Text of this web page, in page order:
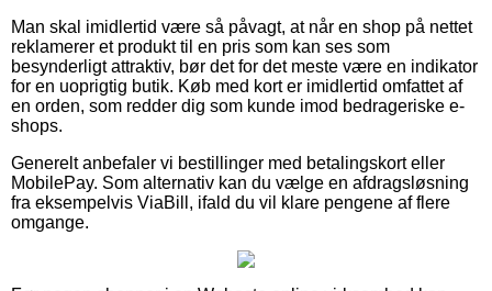
Man skal imidlertid være så påvagt, at når en shop på nettet
reklamerer et produkt til en pris som kan ses som
besynderligt attraktiv, bør det for det meste være en indikator
for en uoprigtig butik. Køb med kort er imidlertid omfattet af
en orden, som redder dig som kunde imod bedrageriske e-
shops.
Generelt anbefaler vi bestillinger med betalingskort eller
MobilePay. Som alternativ kan du vælge en afdragsløsning
fra eksempelvis ViaBill, ifald du vil klare pengene af flere
omgange.